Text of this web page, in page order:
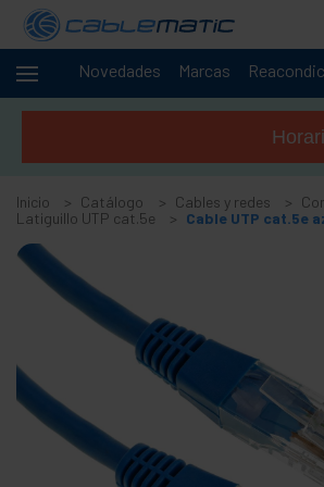
Novedades Marcas
Cables -
Accesorios y tarjetas FireWire
+
Adaptador y accesorios Bluetooth
+
Adaptador y tarjeta puerto paralelo
+
Adaptador y tarjeta puerto serie
Cable y adaptador MIDI
+
Cables USB y accesorios USB
+
Cables de red para sistemas CISCO
Inicio Catálogo Cables y redes
Latiguillo UTP cat.5e
Cable UTP cat.5e